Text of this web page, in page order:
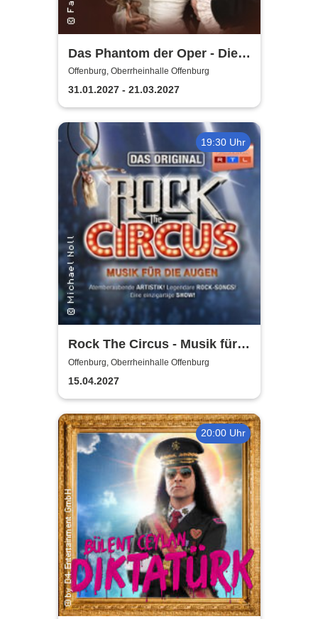
Das Phantom der Oper - Die
Originalproduktion von
Sasson/Sautter
Offenburg, Oberrheinhalle Offenburg
31.01.2027 - 21.03.2027
19:30 Uhr
Rock The Circus - Musik für
die Augen
Offenburg, Oberrheinhalle Offenburg
15.04.2027
20:00 Uhr